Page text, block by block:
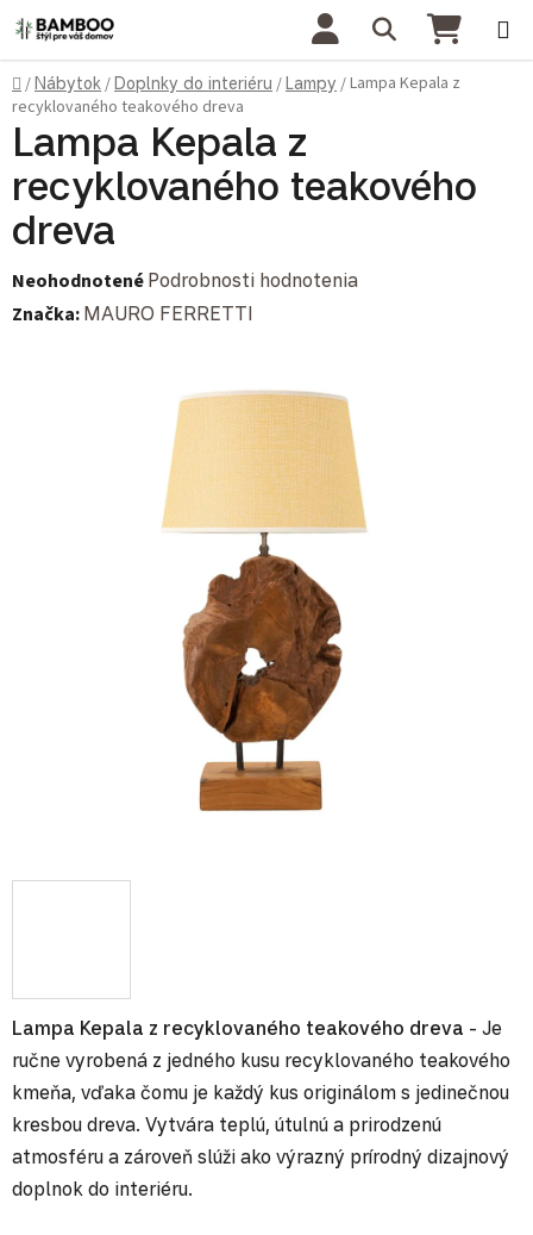
Prejsť na obsah Hľadať
Domov
/Nábytok /Doplnky do interiéru /Lampy /Lampa Kepala z
recyklovaného teakového dreva
Lampa Kepala z recyklovaného teakového dreva - Je
ručne vyrobená z jedného kusu recyklovaného teakového
kmeňa, vďaka čomu je každý kus originálom s jedinečnou
kresbou dreva. Vytvára teplú, útulnú a prirodzenú
atmosféru a zároveň slúži ako výrazný prírodný dizajnový
doplnok do interiéru.
Lampa Kepala z
recyklovaného teakového
dreva
Priemerné hodnotenie produktu je 0,0 z 5 hviezdičiek.
Neohodnotené Podrobnosti hodnotenia
Značka: MAURO FERRETTI